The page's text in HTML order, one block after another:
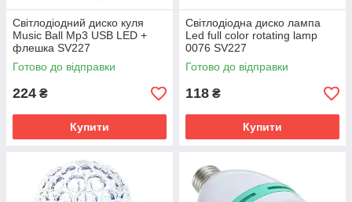
Світлодіодний диско куля
Music Ball Mp3 USB LED +
флешка SV227
Готово до відправки
224 ₴
Купити
Світлодіодна диско лампа
Led full color rotating lamp
0076 SV227
Готово до відправки
118 ₴
Купити